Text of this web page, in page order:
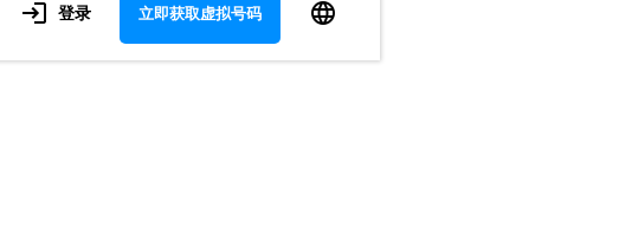
登录 立即获取虚拟号码